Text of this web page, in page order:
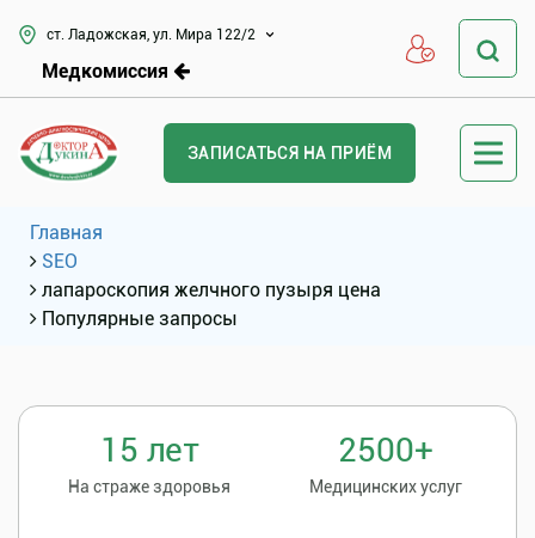
ст. Ладожская, ул. Мира 122/2
Медкомиссия
ЗАПИСАТЬСЯ НА ПРИЁМ
Главная
SEO
лапароскопия желчного пузыря цена
Популярные запросы
15 лет
На страже здоровья
2500+
Медицинских услуг